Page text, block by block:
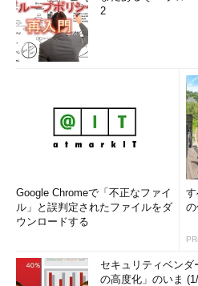
2
Google Chromeで「不正なファイ
ル」と誤判定されたファイルをダ
ウンロードする
セキュリティベン
の高度化」のいま